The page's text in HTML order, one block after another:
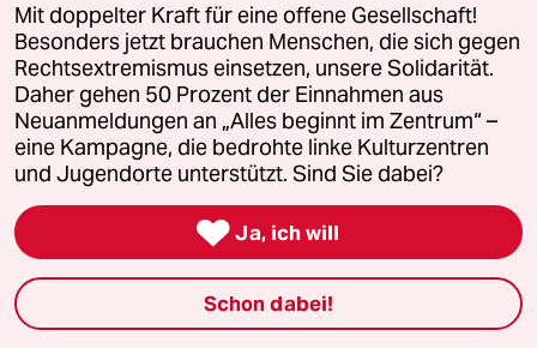
und anderen Fantasien.
Aber wer sich an die Regeln hält und die Siesta
respektiert, nur während der Morgenfrische in
den Feldern und Gärten arbeitet, entgeht diesem
Schicksal. Das meint jedenfalls der Dalmatiner,
der Endsechziger Toni, der nach wie vor auf der
Insel Ciovo seinen Olivenhain betreut. Und sich
jetzt über den Regen freut.
In Dalmatien, in der Herzegowina und in Bosnien
Mit doppelter Kraft für eine offene Gesellschaft!
Besonders jetzt brauchen Menschen, die sich gegen
Rechtsextremismus einsetzen, unsere Solidarität.
Daher gehen 50 Prozent der Einnahmen aus
Neuanmeldungen an „Alles beginnt im Zentrum“ –
eine Kampagne, die bedrohte linke Kulturzentren
und Jugendorte unterstützt. Sind Sie dabei?
 Ja, ich will
Schon dabei!